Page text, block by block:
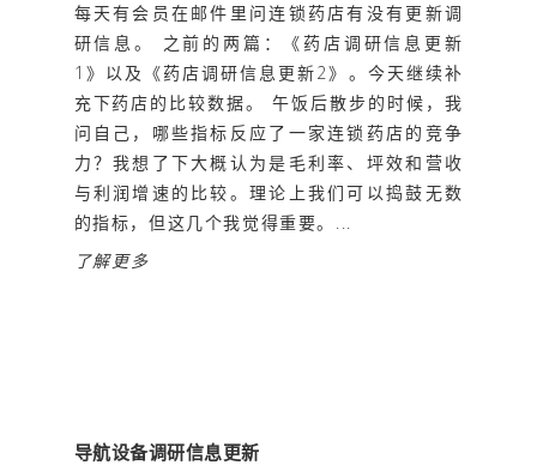
每天有会员在邮件里问连锁药店有没有更新调
研信息。 之前的两篇：《药店调研信息更新
1》以及《药店调研信息更新2》。今天继续补
充下药店的比较数据。 午饭后散步的时候，我
问自己，哪些指标反应了一家连锁药店的竞争
力？我想了下大概认为是毛利率、坪效和营收
与利润增速的比较。理论上我们可以捣鼓无数
的指标，但这几个我觉得重要。...
了解更多
导航设备调研信息更新